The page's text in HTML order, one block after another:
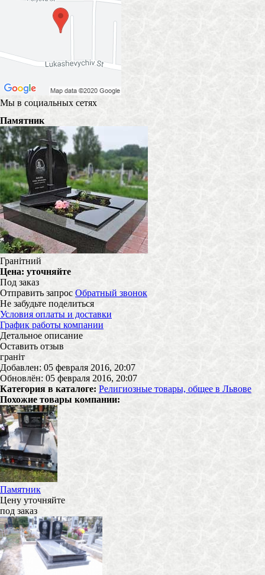
Мы в социальных сетях
Памятник
Гранітний
Цена: уточняйте
Под заказ
Отправить запрос Обратный звонок
Не забудьте поделиться
Условия оплаты и доставки
График работы компании
Детальное описание
Оставить отзыв
граніт
Добавлен: 05 февраля 2016, 20:07
Обновлён: 05 февраля 2016, 20:07
Категория в каталоге: Религиозные товары, общее в Львове
Похожие товары компании:
Памятник
Цену уточняйте
под заказ